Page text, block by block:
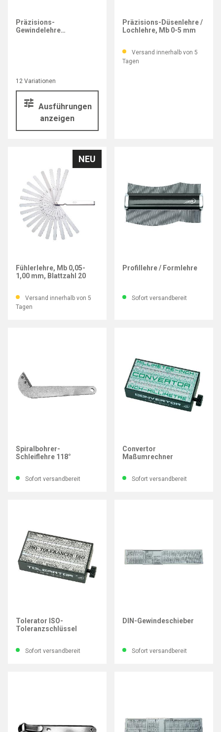
12 Variationen
Ausführungen
anzeigen
Präzisions-
Gewindelehre
Präzisions-Düsenlehre /
Lochlehre, Mb 0-5 mm
Versand innerhalb von 5
Tagen
NEU
Fühlerlehre, Mb 0,05-
1,00 mm, Blattzahl 20
Versand innerhalb von 5
Tagen
Profillehre / Formlehre
Sofort versandbereit
Spiralbohrer-
Schleiflehre 118°
Sofort versandbereit
Convertor
Maßumrechner
Sofort versandbereit
Tolerator ISO-
Toleranzschlüssel
Sofort versandbereit
DIN-Gewindeschieber
Sofort versandbereit